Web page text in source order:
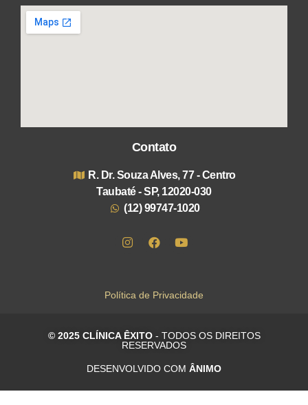
Contato
R. Dr. Souza Alves, 77 - Centro
Taubaté - SP, 12020-030
(12) 99747-1020
Política de Privacidade
© 2025 CLÍNICA ÊXITO- TODOS OS DIREITOS
RESERVADOS
DESENVOLVIDO COM ÂNIMO